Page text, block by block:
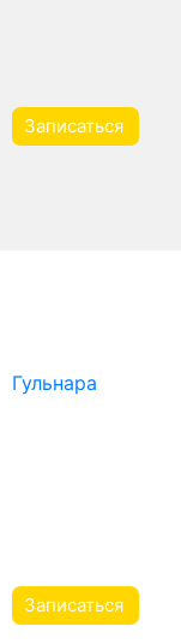
Записаться
Гульнара
Записаться